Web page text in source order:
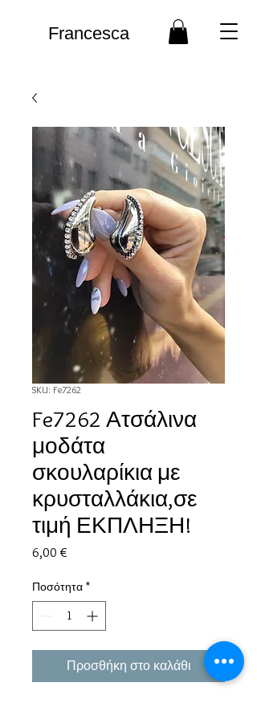
Francesca
SKU: Fe7262
Fe7262 Ατσάλινα
μοδάτα
σκουλαρίκια με
κρυσταλλάκια,σε
τιμή ΕΚΠΛΗΞΗ!
6,00 €
Ποσότητα *
Προσθήκη στο καλάθι